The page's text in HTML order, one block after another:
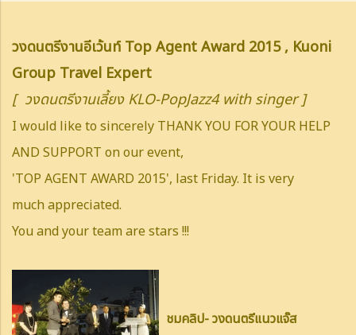
วงดนตรีงานอีเว้นท์ Top Agent Award 2015 , Kuoni
Group Travel Expert
[ วงดนตรีงานเลี้ยง KLO-PopJazz4 with singer ]
I would like to sincerely THANK YOU FOR YOUR HELP
AND SUPPORT on our event,
'TOP AGENT AWARD 2015', last Friday. It is very
much appreciated.
You and your team are stars !!!
ชมคลิป- วงดนตรีแนวแจ๊ส